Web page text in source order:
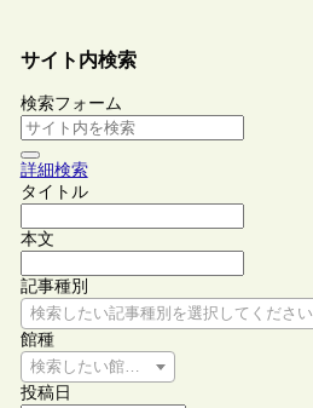
サイト内検索
検索フォーム
詳細検索
タイトル
本文
記事種別
検索したい記事種別を選択してください
館種
検索したい館種を選択してください
投稿日